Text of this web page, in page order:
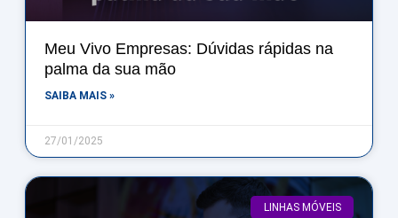
Meu Vivo Empresas: Dúvidas rápidas na
palma da sua mão
SAIBA MAIS »
27/01/2025
LINHAS MÓVEIS